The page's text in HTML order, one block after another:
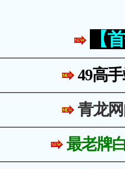
【
49高
青龙
最老牌